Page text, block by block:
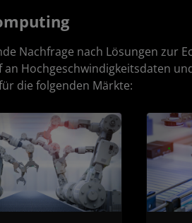
Nachfrage nach Lösungen zur
an Hochgeschwindigkeitsdaten
die folgenden Märkte: